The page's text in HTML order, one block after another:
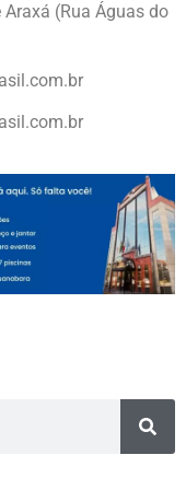
Araxá (Rua Águas do